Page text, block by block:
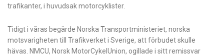
trafikanter, i huvudsak motorcyklister.
Tidigt i våras begärde Norska Transportministeriet, norska
motsvarigheten till Trafikverket i Sverige, att förbudet skulle
hävas. NMCU, Norsk MotorCykelUnion, ogillade i sitt remissvar